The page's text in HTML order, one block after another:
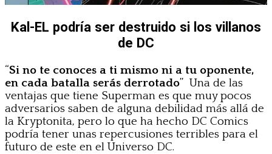
Kal-EL podría ser destruido si los villanos
de DC
“Si no te conoces a ti mismo ni a tu oponente,
en cada batalla serás derrotado” Una de las
ventajas que tiene Superman es que muy pocos
adversarios saben de alguna debilidad más allá de
la Kryptonita, pero lo que ha hecho DC Comics
podría tener unas repercusiones terribles para el
futuro de este en el Universo DC.